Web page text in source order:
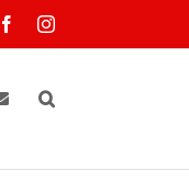
FacebookInstagram